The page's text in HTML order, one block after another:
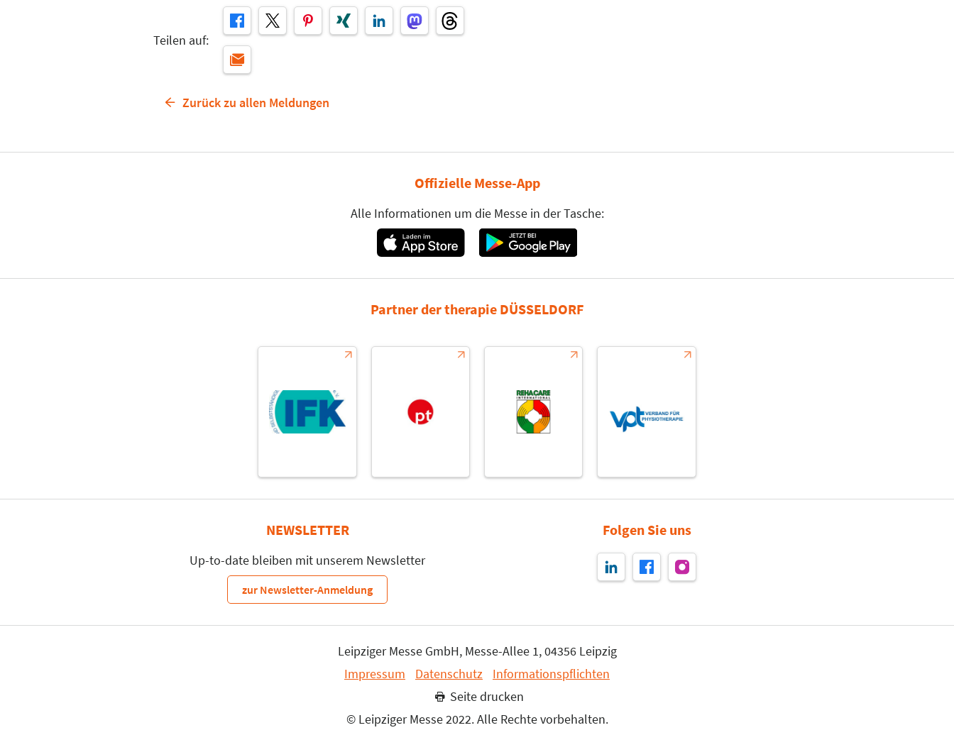
Teilen auf:
Zurück zu allen Meldungen
Offizielle Messe-App
Alle Informationen um die Messe in der Tasche:
Partner der therapie DÜSSELDORF
NEWSLETTER
Up-to-date bleiben mit unserem Newsletter
zur Newsletter-Anmeldung
Folgen Sie uns
Leipziger Messe GmbH, Messe-Allee 1, 04356 Leipzig
Impressum
Datenschutz
Informationspflichten
Seite drucken
© Leipziger Messe 2022. Alle Rechte vorbehalten.